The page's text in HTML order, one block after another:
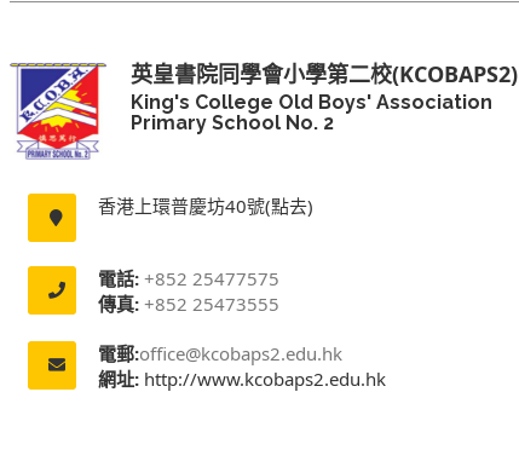
英皇書院同學會小學第二校(KCOBAPS2)
King's College Old Boys' Association
Primary School No. 2
香港上環普慶坊40號(點去)
電話: +852 25477575
傳真: +852 25473555
電郵:office@kcobaps2.edu.hk
網址: http://www.kcobaps2.edu.hk